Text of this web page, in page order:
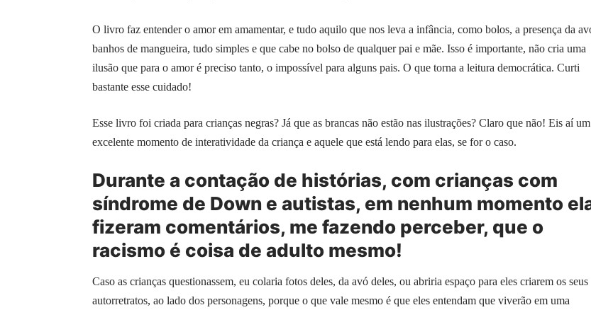
O livro faz entender o amor em amamentar, e tudo aquilo que nos leva a infância, como bolos, a presença da
banhos de mangueira, tudo simples e que cabe no bolso de qualquer pai e mãe. Isso é importante, não cria uma
ilusão que para o amor é preciso tanto, o impossível para alguns pais. O que torna a leitura democrática. Curti
bastante esse cuidado!
Esse livro foi criada para crianças negras? Já que as brancas não estão nas ilustrações? Claro que não! Eis aí um
excelente momento de interatividade da criança e aquele que está lendo para elas, se for o caso.
Durante a contação de histórias, com crianças com
síndrome de Down e autistas, em nenhum momento
fizeram comentários, me fazendo perceber, que o
racismo é coisa de adulto mesmo!
Caso as crianças questionassem, eu colaria fotos deles, da avó deles, ou abriria espaço para eles criarem os seus
autorretratos, ao lado dos personagens, porque o que vale mesmo é que eles entendam que viverão em uma